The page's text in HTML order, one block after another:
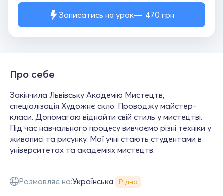
Записатись на урок 470 грн
Про себе
Закінчила Львівську Академію Мистецтв,
спеціалізація Художнє скло. Проводжу майстер-
класи. Допомагаю віднайти свій стиль у мистецтві.
Під час навчального процесу вивчаємо різні техніки у
живописі та рисунку. Мої учні стають студентами в
університетах та академіях мистецтв.
Розмовляє на:Українська Рідна